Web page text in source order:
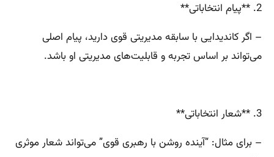
2. **پیام انتخاباتی**
– اگر کاندیدایی با سابقه مدیریتی قوی دارید، پیام اصلی
می‌تواند بر اساس تجربه و قابلیت‌های مدیریتی او باشد.
3. **شعار انتخاباتی**
– برای مثال: “آینده روشن با رهبری قوی” می‌تواند شعار موثری